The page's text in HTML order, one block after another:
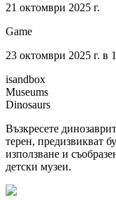
21 октомври 2025 г.
Game
23 октомври 2025 г. в
isandbox
Museums
Dinosaurs
Възкресете
терен, предизвикват
използване и
детски музеи.